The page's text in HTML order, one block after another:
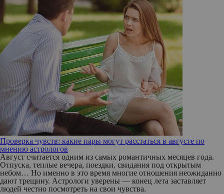
Проверка чувств: какие пары могут расстаться в августе по
мнению астрологов
Август считается одним из самых романтичных месяцев года.
Отпуска, теплые вечера, поездки, свидания под открытым
небом… Но именно в это время многие отношения неожиданно
дают трещину. Астрологи уверены — конец лета заставляет
людей честно посмотреть на свои чувства.